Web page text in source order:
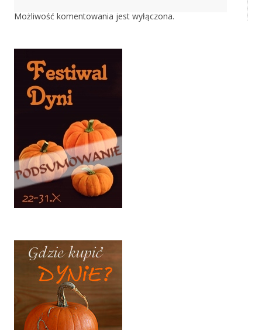
Możliwość komentowania jest wyłączona.